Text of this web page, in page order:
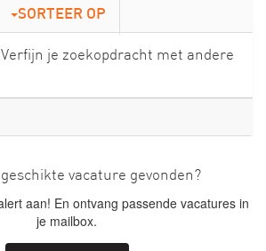
SORTEER OP
je zoekopdracht met andere
vacature gevonden?
aan! En ontvang passende vacatures in
je mailbox.